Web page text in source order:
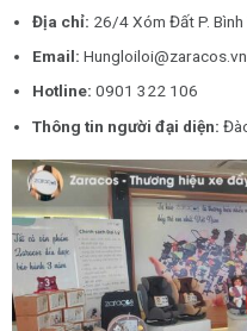
Địa chỉ: 26/4 Xóm Đất P. Bình
Email:Hungloiloi@zaracos.vn
Hotline:0901 322 106
Thông tin người đại diện: